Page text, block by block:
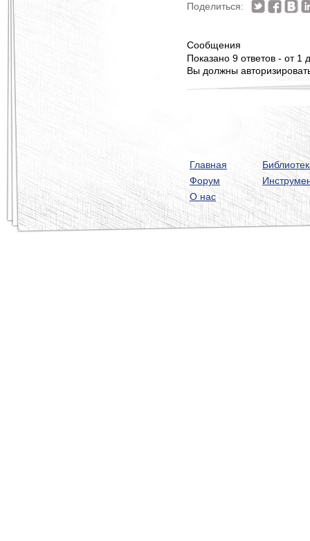
Поделиться:
Сообщения
Показано 9 ответов - от 1
Вы должны
Главная
Форум
О нас